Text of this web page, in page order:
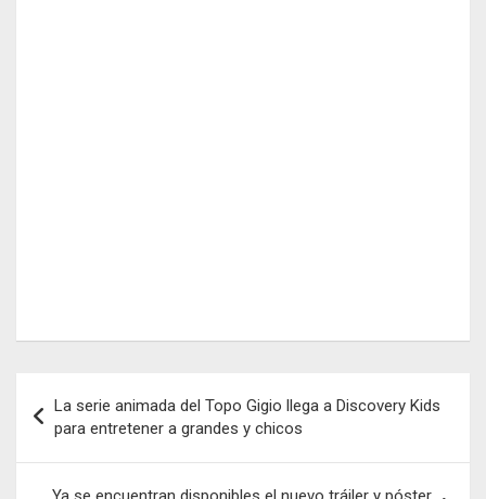
de
entradas
La serie animada del Topo Gigio llega a Discovery Kids
para entretener a grandes y chicos